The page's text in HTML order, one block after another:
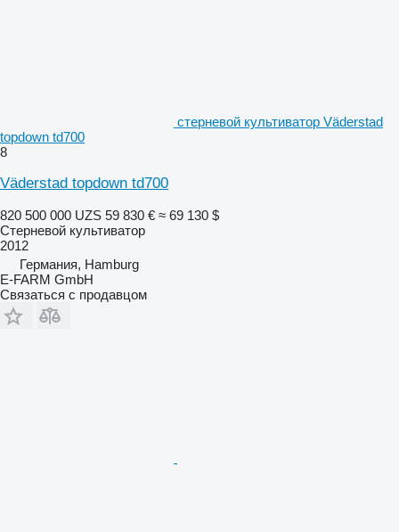
стерневой культиватор Väderstad
topdown td700
8
Väderstad topdown td700
820 500 000 UZS 59 830 € ≈ 69 130 $
Стерневой культиватор
2012
Германия, Hamburg
E-FARM GmbH
Связаться с продавцом